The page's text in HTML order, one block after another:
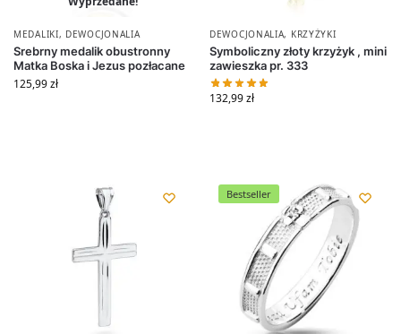
MEDALIKI, DEWOCJONALIA
Srebrny medalik obustronny
Matka Boska i Jezus pozłacane
125,99zł
DEWOCJONALIA, KRZYŻYKI
Symboliczny złoty krzyżyk , mini
zawieszka pr. 333
132,99zł
Bestseller